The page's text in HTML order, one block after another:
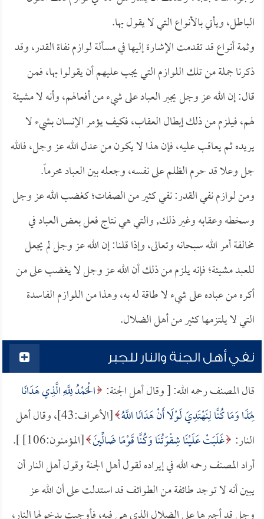
الباطل، ويأتي بالأنواع التي لا يقول بها.
وثمة أنواع قد تقدمت الإشارة إليها في مسألة لوازم نفاة القدر، وقد
ذكرنا جملة من تلك اللوازم التي يجب عليهم أن يقولوا بها، فمن
قال: إن الله عز وجل يجبر العباد على شيء من أفعالهم، وأنه لا مشيئة
لهم، فيلزم من ذلك إبطال العقاب، فكيف يؤمر الإنسان بشيء لا
يريده ثم يعاقب عليه، فإن هذا لا يكون من عدل الله عز وجل، فالله
جل وعلا قد حرم الظلم على نفسه، وجعله بين العباد محرماً.
ومن لوازم نفي القدر: نفي كثير من الصفات؛ كغضب الله عز وجل
وسخطه وعقابه وغير ذلك, والتي هي نتاج فعل بعض العباد في
مخالفة أمر الله سبحانه وتعالى، وإذا قلنا: إن الله عز وجل لم يجعل
للعبد مشيئة؛ فإنه يلزم من ذلك أن الله عز وجل لا يغضب على من
أكره من عباده على شيء لا طاقة له به، وهذا من اللوازم الفاسدة
التي لا يلتزمها كثير من أهل الضلال.
نفي أهل الجنة والنار للجبر
قال المصنف رحمه الله: [ وقال أهل الجنة: الْحَمْدُ لِلَّهِ الَّذِي هَدَانَا
لِهَذَا وَمَا كُنَّا لِنَهْتَدِيَ لَوْلَا أَنْ هَدَانَا اللَّهُ
[الأعراف:43]، وقال أهل
النار: غَلَبَتْ عَلَيْنَا شِقْوَتُنَا وَكُنَّا قَوْمًا ضَالِّينَ [المؤمنون:106] ].
أراد المصنف رحمه الله في إيراده لقول أهل الجنة وقول أهل النار أن
يبين أنه لا توجد طائفة من الطوائف قد استدلت على أن الله عز